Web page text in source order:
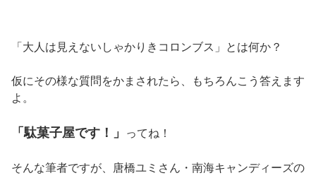
「大人は見えないしゃかりきコロンブス」とは何か？
仮にその様な質問をかまされたら、もちろんこう答えます
よ。
「駄菓子屋です！」 ってね！
そんな筆者ですが、唐橋ユミさん・南海キャンディーズの